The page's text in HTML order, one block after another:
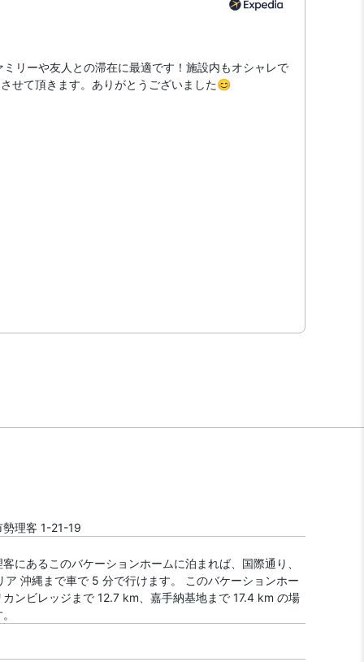
リーや友人との滞在に最適です！施設内もオシャレで
せて頂きます。ありがとうございました😊
理客 1-21-19
にあるこのバケーションホームに泊まれば、国際通り、
ア 沖縄まで車で 5 分で行けます。 このバケーションホー
カンビレッジまで 12.7 km、嘉手納基地まで 17.4 km の場